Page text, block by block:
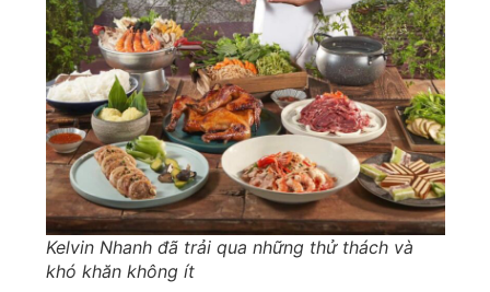
Kelvin Nhanh đã trải qua những thử thách và
khó khăn không ít